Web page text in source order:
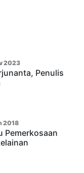
2023
Penulis
2018
Pemerkosaan